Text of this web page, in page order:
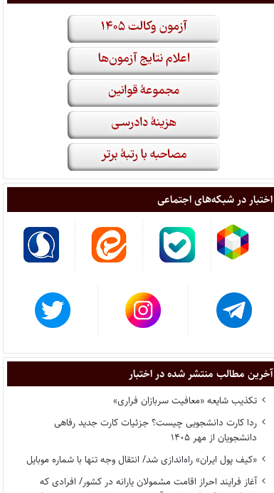
اختبار در شبکه‌های اجتماعی
آخرین مطالب منتشر شده در اختبار
تکذیب شایعه «معافیت سربازان فراری»
ردا کارت دانشجویی چیست؟ جزئیات کارت جدید رفاهی
دانشجویان از مهر ۱۴۰۵
«کیف پول ایران» راه‌اندازی شد/ انتقال وجه تنها با شماره موبایل
آغاز فرایند احراز اقامت مشمولان یارانه در کشور/ افرادی که